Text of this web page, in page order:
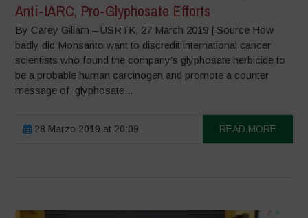
Anti-IARC, Pro-Glyphosate Efforts
By Carey Gillam – USRTK, 27 March 2019 | Source How
badly did Monsanto want to discredit international cancer
scientists who found the company’s glyphosate herbicide to
be a probable human carcinogen and promote a counter
message of glyphosate...
28 Marzo 2019 at 20:09 READ MORE